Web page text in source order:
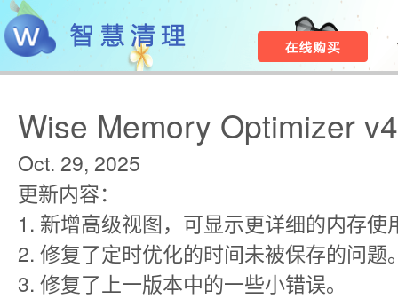
Wise Memory Optimizer
Oct. 29, 2025
更新内容：
1. 新增高级视图，可显示更详细的内存使
2. 修复了定时优化的时间未被保存的问题
3. 修复了上一版本中的一些小错误。